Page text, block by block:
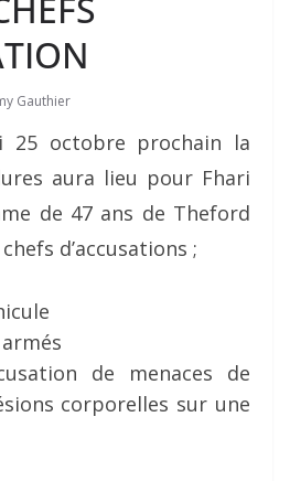
Gauthier
25 octobre prochain la
aura lieu pour Fhari
de 47 ans de Theford
d’accusations ;
de menaces de
corporelles sur une